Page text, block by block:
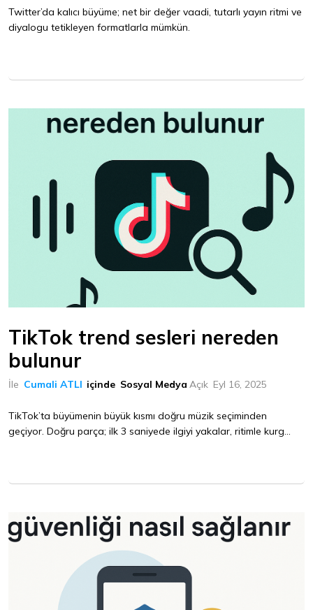
Twitter’da kalıcı büyüme; net bir değer vaadi, tutarlı yayın ritmi ve
diyalogu tetikleyen formatlarla mümkün.
TikTok trend sesleri nereden
bulunur
İle Cumali ATLI içinde Sosyal Medya Açık Eyl 16, 2025
TikTok’ta büyümenin büyük kısmı doğru müzik seçiminden
geçiyor. Doğru parça; ilk 3 saniyede ilgiyi yakalar, ritimle kurg...